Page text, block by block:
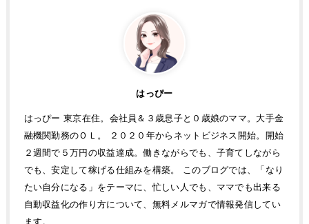
はっぴー
はっぴー 東京在住。会社員＆３歳息子と０歳娘のママ。大手金
融機関勤務のＯＬ。 ２０２０年からネットビジネス開始。開始
２週間で５万円の収益達成。働きながらでも、子育てしながら
でも、安定して稼げる仕組みを構築。 このブログでは、「なり
たい自分になる」をテーマに、忙しい人でも、ママでも出来る
自動収益化の作り方について、無料メルマガで情報発信してい
ます。